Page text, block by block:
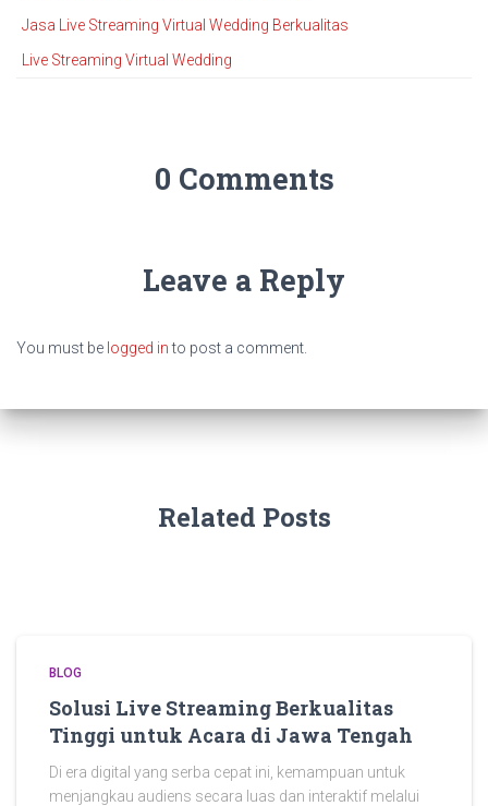
Jasa Live Streaming Virtual Wedding Berkualitas
Live Streaming Virtual Wedding
0 Comments
Leave a Reply
You must be logged into post a comment.
Related Posts
BLOG
Solusi Live Streaming Berkualitas
Tinggi untuk Acara di Jawa Tengah
Di era digital yang serba cepat ini, kemampuan untuk
menjangkau audiens secara luas dan interaktif melalui